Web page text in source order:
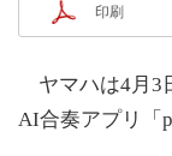
印刷
ヤマハは4月3
AI合奏アプリ「